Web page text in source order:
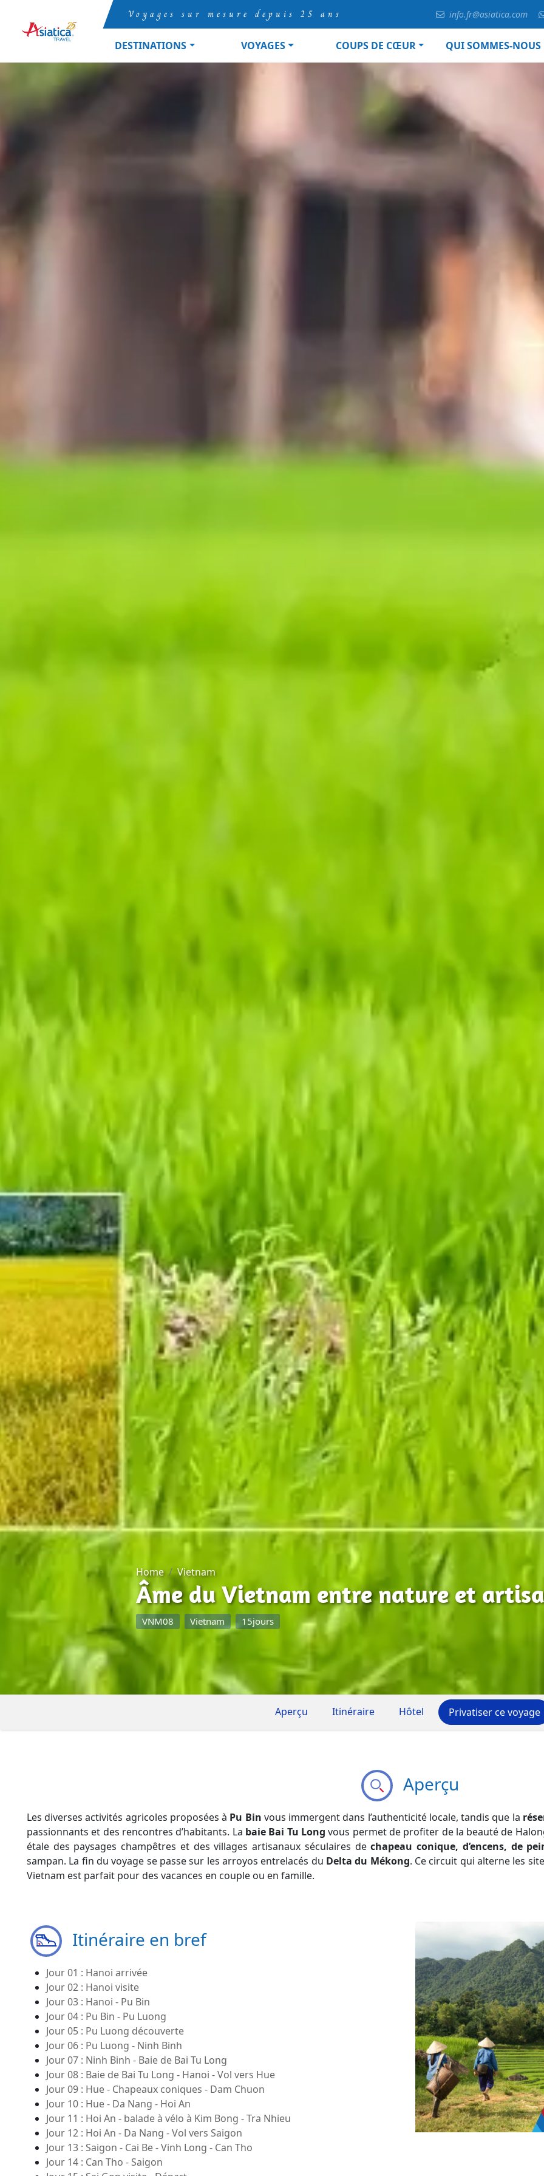
Voyages sur mesure depuis 25 ans info.fr@asiatica.com
DESTINATIONS VOYAGES COUPS DE CŒUR QUI SOMMES-NOUS
Home Vietnam
Âme du Vietnam entre nature et
VNM08 Vietnam 15jours
Aperçu Itinéraire Hôtel Privatiser ce voyage
Aperçu
Les diverses activités agricoles proposées à Pu Bin vous immergent dans l’authenticité locale, tandis que la
passionnants et des rencontres d’habitants. La baie Bai Tu Long vous permet de profiter de la beauté de
étale des paysages champêtres et des villages artisanaux séculaires dechapeau conique, d’encens, de
sampan. La fin du voyage se passe sur les arroyos entrelacés du Delta du Mékong. Ce circuit qui alterne les
Vietnam est parfait pour des vacances en couple ou en famille.
Itinéraire en bref
Jour 01 : Hanoi arrivée
Jour 02 : Hanoi visite
Jour 03 : Hanoi - Pu Bin
Jour 04 : Pu Bin - Pu Luong
Jour 05 : Pu Luong découverte
Jour 06 : Pu Luong - Ninh Binh
Jour 07 : Ninh Binh - Baie de Bai Tu Long
Jour 08 : Baie de Bai Tu Long - Hanoi - Vol vers Hue
Jour 09 : Hue - Chapeaux coniques - Dam Chuon
Jour 10 : Hue - Da Nang - Hoi An
Jour 11 : Hoi An - balade à vélo à Kim Bong - Tra Nhieu
Jour 12 : Hoi An - Da Nang - Vol vers Saigon
Jour 13 : Saigon - Cai Be - Vinh Long - Can Tho
Jour 14 : Can Tho - Saigon